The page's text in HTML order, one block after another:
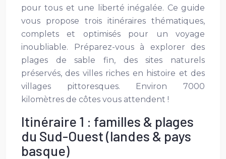
pour tous et une liberté inégalée. Ce guide
vous propose trois itinéraires thématiques,
complets et optimisés pour un voyage
inoubliable. Préparez-vous à explorer des
plages de sable fin, des sites naturels
préservés, des villes riches en histoire et des
villages pittoresques. Environ 7000
kilomètres de côtes vous attendent !
Itinéraire 1 : familles & plages
du Sud-Ouest (landes & pays
basque)